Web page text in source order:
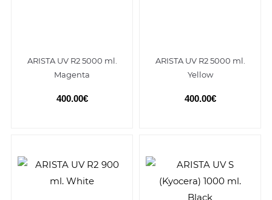
ARISTA UV R2 5000 ml.
Magenta
400.00€
ARISTA UV R2 5000 ml.
Yellow
400.00€